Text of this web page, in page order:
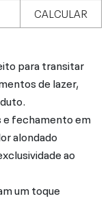
CALCULAR
para transitar
de lazer,
e fechamento em
alondado
ao
um toque